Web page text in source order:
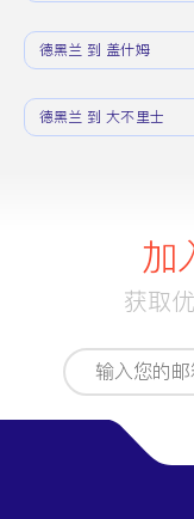
德黑兰 到 盖什姆
德黑兰 到 大不里士
加
获取